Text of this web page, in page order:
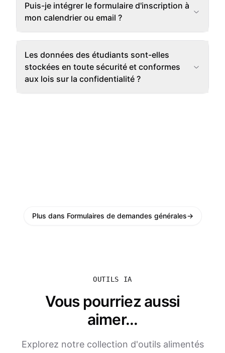
Puis-je intégrer le formulaire d'inscription à
mon calendrier ou email ?
Les données des étudiants sont-elles
stockées en toute sécurité et conformes
aux lois sur la confidentialité ?
Plus dans Formulaires de demandes générales→
OUTILS IA
Vous pourriez aussi
aimer...
Explorez notre collection d'outils alimentés